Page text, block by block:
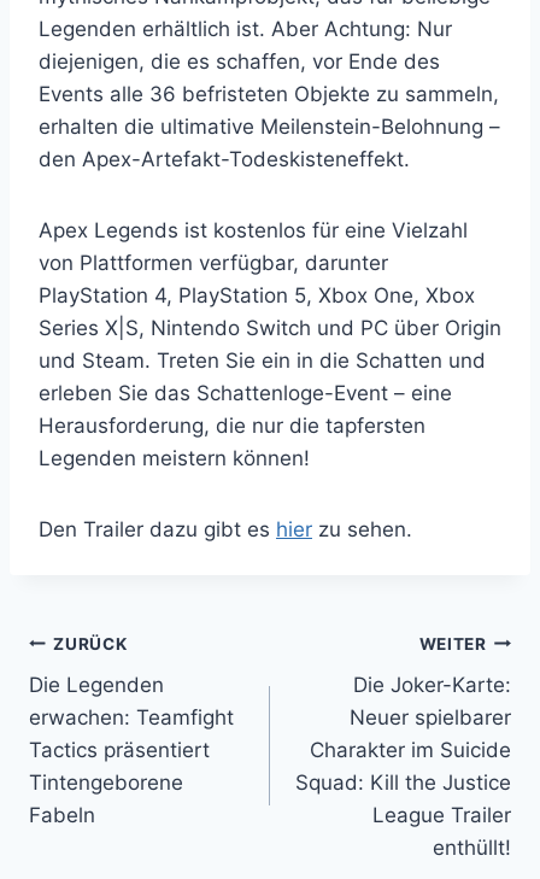
Legenden erhältlich ist. Aber Achtung: Nur
diejenigen, die es schaffen, vor Ende des
Events alle 36 befristeten Objekte zu sammeln,
erhalten die ultimative Meilenstein-Belohnung –
den Apex-Artefakt-Todeskisteneffekt.
Apex Legends ist kostenlos für eine Vielzahl
von Plattformen verfügbar, darunter
PlayStation 4, PlayStation 5, Xbox One, Xbox
Series X|S, Nintendo Switch und PC über Origin
und Steam. Treten Sie ein in die Schatten und
erleben Sie das Schattenloge-Event – eine
Herausforderung, die nur die tapfersten
Legenden meistern können!
Den Trailer dazu gibt es hier zu sehen.
Beitragsnavigation
ZURÜCK
Die Legenden
erwachen: Teamfight
Tactics präsentiert
Tintengeborene
Fabeln
WEITER
Die Joker-Karte:
Neuer spielbarer
Charakter im Suicide
Squad: Kill the Justice
League Trailer
enthüllt!